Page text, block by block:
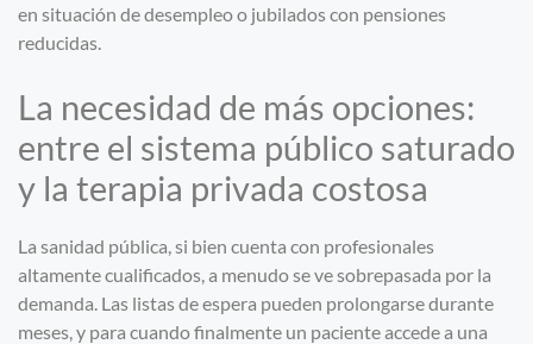
en situación de desempleo o jubilados con pensiones
reducidas.
La necesidad de más opciones:
entre el sistema público saturado
y la terapia privada costosa
La sanidad pública, si bien cuenta con profesionales
altamente cualificados, a menudo se ve sobrepasada por la
demanda. Las listas de espera pueden prolongarse durante
meses, y para cuando finalmente un paciente accede a una